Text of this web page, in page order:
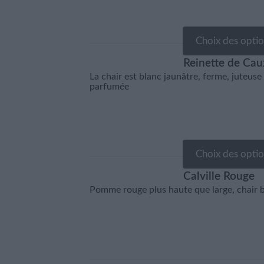
page
du
peuvent
être
produit
Choix des
Ce
produit
peuvent
Reinette de
La chair est blanc jaunâtre, ferme,
parfumée
Choix des
Ce
Calville Rouge
Pomme rouge plus haute que large, chair